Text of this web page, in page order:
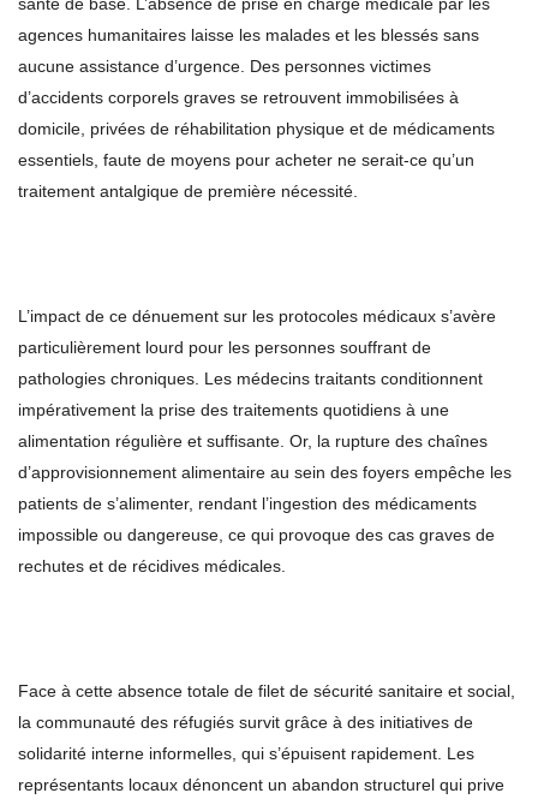
santé de base. L’absence de prise en charge médicale par les
agences humanitaires laisse les malades et les blessés sans
aucune assistance d’urgence. Des personnes victimes
d’accidents corporels graves se retrouvent immobilisées à
domicile, privées de réhabilitation physique et de médicaments
essentiels, faute de moyens pour acheter ne serait-ce qu’un
traitement antalgique de première nécessité.
L’impact de ce dénuement sur les protocoles médicaux s’avère
particulièrement lourd pour les personnes souffrant de
pathologies chroniques. Les médecins traitants conditionnent
impérativement la prise des traitements quotidiens à une
alimentation régulière et suffisante. Or, la rupture des chaînes
d’approvisionnement alimentaire au sein des foyers empêche les
patients de s’alimenter, rendant l’ingestion des médicaments
impossible ou dangereuse, ce qui provoque des cas graves de
rechutes et de récidives médicales.
Face à cette absence totale de filet de sécurité sanitaire et social,
la communauté des réfugiés survit grâce à des initiatives de
solidarité interne informelles, qui s’épuisent rapidement. Les
représentants locaux dénoncent un abandon structurel qui prive